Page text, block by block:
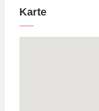
Karte